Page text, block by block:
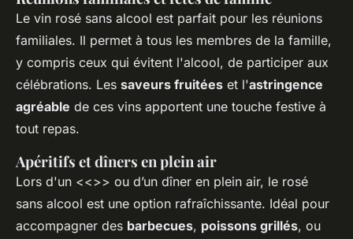
Le vin rosé sans alcool est parfait pour les réunions
familiales. Il permet à tous les membres de la famille,
y compris ceux qui évitent l'alcool, de participer aux
célébrations. Les saveurs fruitées et l'astringence
agréable de ces vins apportent une touche festive à
tout repas.
Apéritifs et dîners en plein air
Lors d'un <<>> ou d’un dîner en plein air, le rosé
sans alcool est une option rafraîchissante. Idéal pour
accompagner des barbecues, poissons grillés, ou